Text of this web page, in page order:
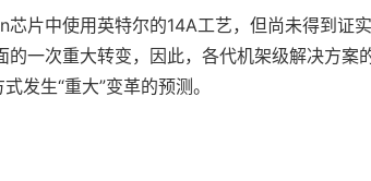
片中使用英特尔的14A工艺，但尚未得到证
一次重大转变，因此，各代机架级解决方案
发生“重大”变革的预测。